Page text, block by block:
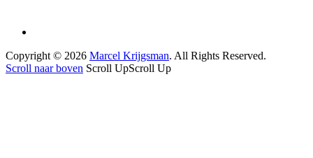
Copyright © 2026 Marcel Krijgsman. All Rights Reserved.
Scroll naar boven Scroll UpScroll Up